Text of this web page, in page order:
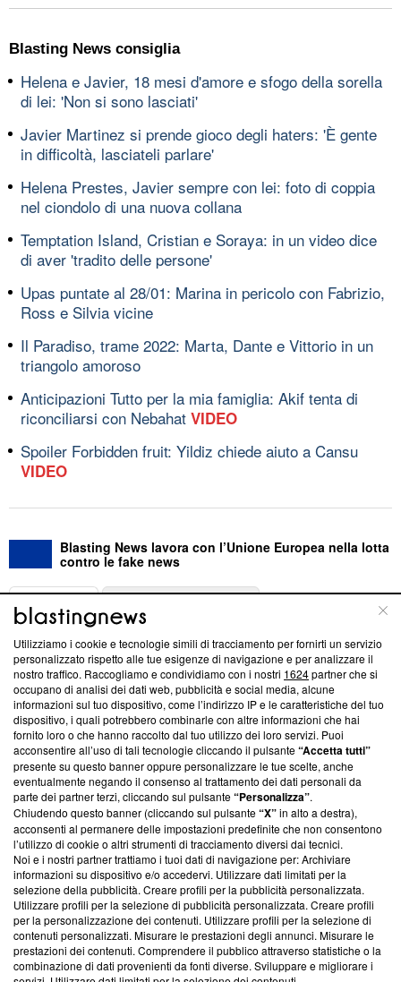
Blasting News consiglia
Helena e Javier, 18 mesi d'amore e sfogo della sorella
di lei: 'Non si sono lasciati'
Javier Martinez si prende gioco degli haters: 'È gente
in difficoltà, lasciateli parlare'
Helena Prestes, Javier sempre con lei: foto di coppia
nel ciondolo di una nuova collana
Temptation Island, Cristian e Soraya: in un video dice
di aver 'tradito delle persone'
Upas puntate al 28/01: Marina in pericolo con Fabrizio,
Ross e Silvia vicine
Il Paradiso, trame 2022: Marta, Dante e Vittorio in un
triangolo amoroso
Anticipazioni Tutto per la mia famiglia: Akif tenta di
riconciliarsi con Nebahat VIDEO
Spoiler Forbidden fruit: Yildiz chiede aiuto a Cansu
VIDEO
Blasting News lavora con l’Unione Europea nella lotta
contro le fake news
ABOUT
Questa sezione offre informazioni trasparenti su Blasting
News, sui nostri processi editoriali e su come ci impegniamo a
creare news di qualità. Inoltre, afferma la nostra aderenza a
‘Trust Project - News with Integrity’Blasting News non è
ancora membro del programma, ma ha richiesto di farne
parte; Trust Project non ha ancora effettuato una verifica di
conformità agli standard.
Su di noi
Team editoriale
Corporate
Redazione
Informativa Privacy
Cookie Policy
Utilizziamo i cookie e tecnologie simili di tracciamento per fornirti un servizio
personalizzato rispetto alle tue esigenze di navigazione e per analizzare il
nostro traffico. Raccogliamo e condividiamo con i nostri 1624partner che si
occupano di analisi dei dati web, pubblicità e social media, alcune
informazioni sul tuo dispositivo, come l’indirizzo IP e le caratteristiche del tuo
dispositivo, i quali potrebbero combinarle con altre informazioni che hai
fornito loro o che hanno raccolto dal tuo utilizzo dei loro servizi. Puoi
acconsentire all’uso di tali tecnologie cliccando il pulsante“Accetta tutti”
presente su questo banner oppure personalizzare le tue scelte, anche
eventualmente negando il consenso al trattamento dei dati personali da
parte dei partner terzi, cliccando sul pulsante“Personalizza”.
Chiudendo questo banner (cliccando sul pulsante“X”in alto a destra),
acconsenti al permanere delle impostazioni predefinite che non consentono
l’utilizzo di cookie o altri strumenti di tracciamento diversi dai tecnici.
Noi e i nostri partner trattiamo i tuoi dati di navigazione per: Archiviare
informazioni su dispositivo e/o accedervi. Utilizzare dati limitati per la
selezione della pubblicità. Creare profili per la pubblicità personalizzata.
Utilizzare profili per la selezione di pubblicità personalizzata. Creare profili
per la personalizzazione dei contenuti. Utilizzare profili per la selezione di
contenuti personalizzati. Misurare le prestazioni degli annunci. Misurare le
prestazioni dei contenuti. Comprendere il pubblico attraverso statistiche o la
combinazione di dati provenienti da fonti diverse. Sviluppare e migliorare i